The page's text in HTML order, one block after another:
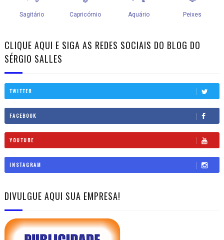
CLIQUE AQUI E SIGA AS REDES SOCIAIS DO BLOG DO
SÉRGIO SALLES
TWITTER
FACEBOOK
YOUTUBE
INSTAGRAM
DIVULGUE AQUI SUA EMPRESA!